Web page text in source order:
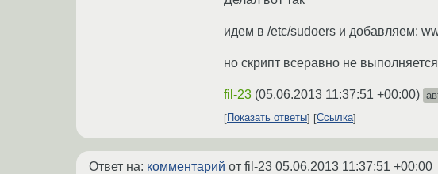
идем в /etc/sudoers и добавляем:
но скрипт всеравно не
fil-23 (05.06.2013 11:37:51 +00:00)
Показать ответы
Ссылка
Ответ на: комментарий от fil-23 05.06.2013 11:37:51 +00:00